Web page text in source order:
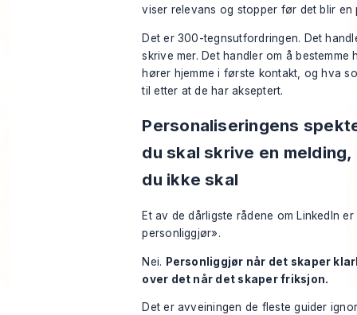
viser relevans og stopper før det blir en
Det er 300-tegnsutfordringen. Det
skrive mer. Det handler om å bestemme
hører hjemme i første kontakt, og hva
til etter at de har akseptert.
Personaliseringens
du skal skrive en melding,
du ikke skal
Et av de dårligste rådene om LinkedIn er
personliggjør».
Nei. Personliggjør når det skaper
over det når det skaper friksjon.
Det er avveiningen de fleste guider